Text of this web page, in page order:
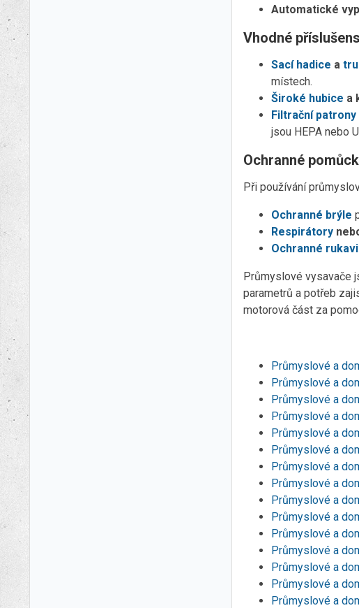
Automatické
Vhodné
Sací hadice a
místech.
Široké hubice a
Filtrační patrony
jsou HEPA nebo
Ochranné
Při používání
Ochranné brýle
Respirátory
Ochranné
Průmyslové vysavače
parametrů a potřeb
motorová část za
Průmyslové a
Průmyslové a
Průmyslové a
Průmyslové a
Průmyslové a
Průmyslové a
Průmyslové a
Průmyslové a
Průmyslové a
Průmyslové a
Průmyslové a
Průmyslové a
Průmyslové a
Průmyslové a
Průmyslové a